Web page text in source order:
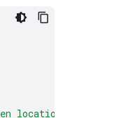
location."